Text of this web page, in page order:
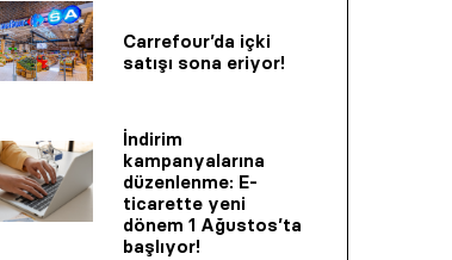
Carrefour’da içki
satışı sona eriyor!
İndirim
kampanyalarına
düzenlenme: E-
ticarette yeni
dönem 1 Ağustos’ta
başlıyor!